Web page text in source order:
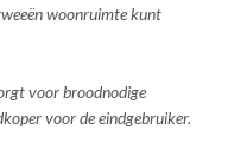
woonruimte kunt
voor broodnodige
voor de eindgebruiker.